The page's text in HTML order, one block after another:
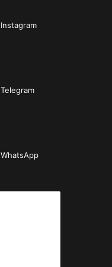
Instagram
Telegram
WhatsApp